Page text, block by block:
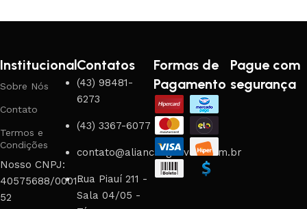
Institucional
Sobre Nós
Contato
Termos e
Condições
Nosso CNPJ:
40575688/0001-
52
Contatos
(43) 98481-
6273
(43) 3367-6077
contato@aliancasgouveia.com.br
Rua Piauí 211 -
Sala 04/05 -
Formas de
Pagamento
Pague com
segurança